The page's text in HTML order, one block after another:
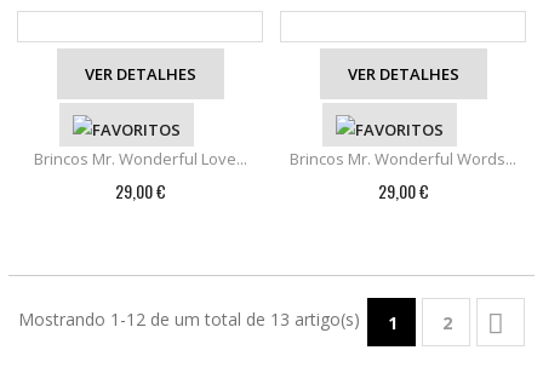
VER DETALHES
Brincos Mr. Wonderful Love...
29,00 €
VER DETALHES
Brincos Mr. Wonderful Words...
29,00 €
Mostrando 1-12 de um total de 13 artigo(s) 1 2 